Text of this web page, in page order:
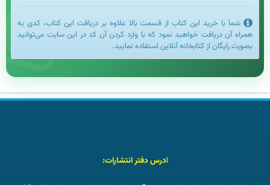
شما با خرید این کتاب از قسمت بالا علاوه بر دریافت این کتاب، کدی به
همراه آن دریافت خواهید نمود که با وارد کردن آن کد در این سایت می‌توانید
بصورت رایگان از کتابخانه آنلاین استفاده نمایید.
آدرس دفتر انتشارات: